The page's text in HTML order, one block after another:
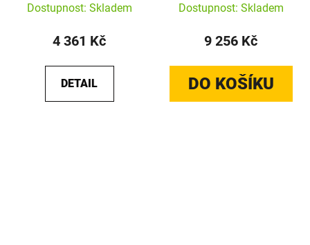
Dostupnost: Skladem
4 361 Kč
DETAIL
Dostupnost: Skladem
9 256 Kč
DO KOŠÍKU